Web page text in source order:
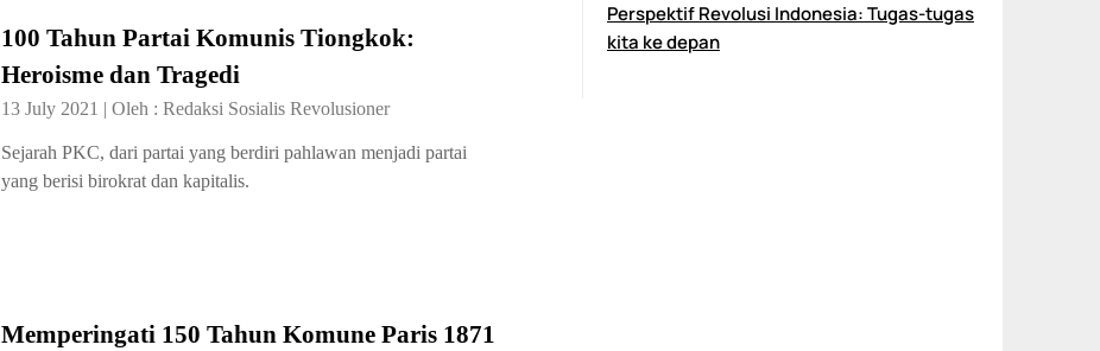
100 Tahun Partai Komunis Tiongkok:
Heroisme dan Tragedi
13 July 2021 | Oleh : Redaksi Sosialis Revolusioner
Sejarah PKC, dari partai yang berdiri pahlawan menjadi partai
yang berisi birokrat dan kapitalis.
Memperingati 150 Tahun Komune Paris 1871
Perspektif Revolusi Indonesia: Tugas-tugas
kita ke depan